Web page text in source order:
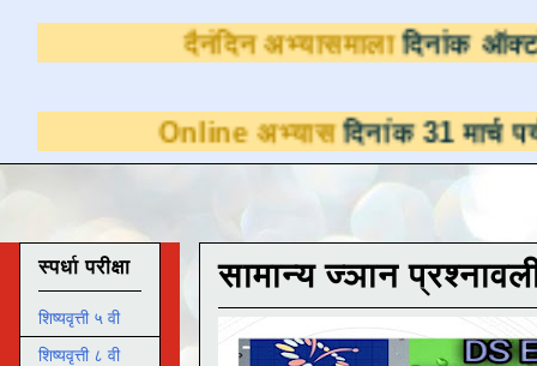
दैनंदिन अभ्यासमाला
Online अभ्यासदिनांक 31 मार्च पर्यंत
सामान्य ज्ञान
स्पर्धा परीक्षा
शिष्यवृत्ती ५ वी
शिष्यवृत्ती ८ वी